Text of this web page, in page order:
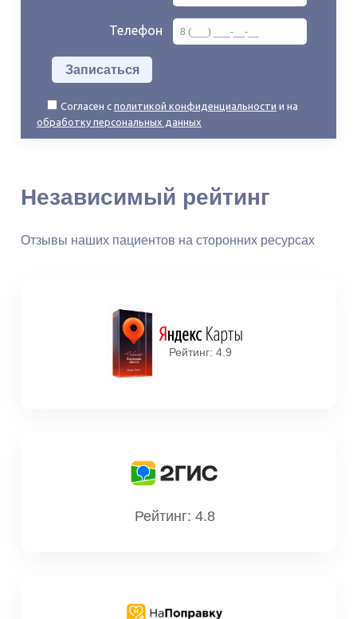
Телефон
Согласен сполитикой конфиденциальности и на
обработку персональных данных
Независимый рейтинг
Отзывы наших пациентов на сторонних ресурсах
Рейтинг: 4.9
Рейтинг: 4.8